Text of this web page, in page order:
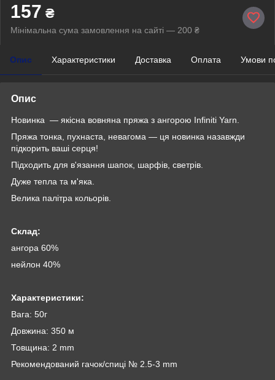
157 ₴
Мінімальна сума замовлення на сайті — 200 ₴
Опис Характеристики Доставка Оплата Умови
Опис
Новинка — якісна вовняна пряжа з ангорою Infiniti Yarn.
Пряжа тонка, пухнаста, невагома — ця новинка назавжди
підкорить ваші серця!
Підходить для в'язання шапок, шарфів, светрів.
Дуже тепла та м'яка.
Велика палітра кольорів.
Склад:
ангора 60%
нейлон 40%
Характеристики:
Вага: 50г
Довжина: 350 м
Товщина: 2 mm
Рекомендований гачок/спиці № 2.5-3 mm